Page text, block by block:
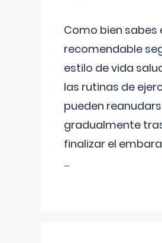
Como bien sabes
recomendable
estilo de vida
las rutinas de
pueden
gradualmente
finalizar el
...